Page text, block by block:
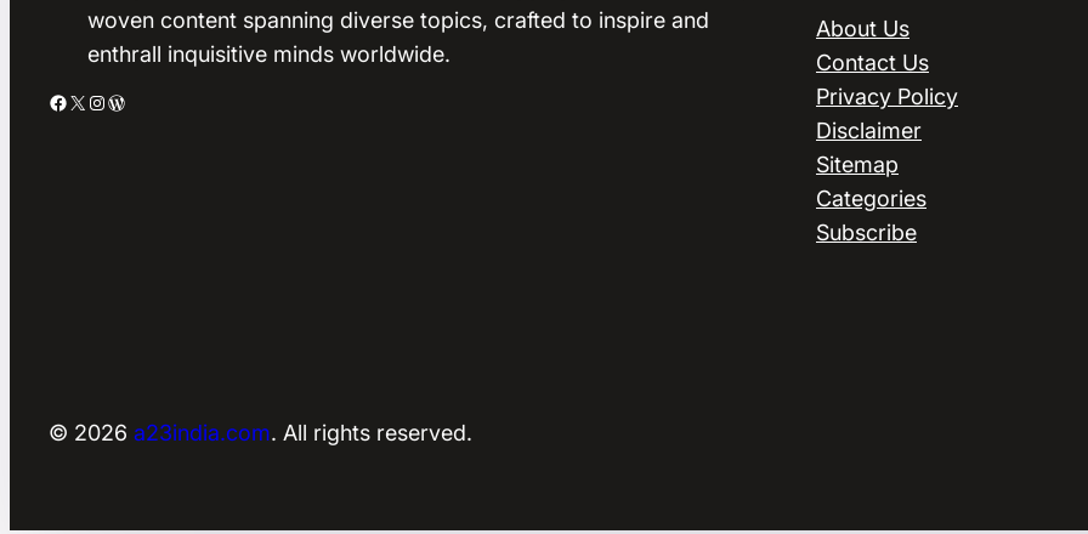
woven content spanning diverse topics, crafted to inspire and
enthrall inquisitive minds worldwide.
Facebook X Instagram WordPress
About Us
Contact Us
Privacy Policy
Disclaimer
Sitemap
Categories
Subscribe
© 2026 a23india.com. All rights reserved.